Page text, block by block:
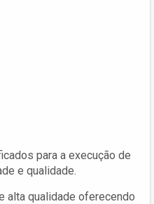
para a execução de
e qualidade.
alta qualidade oferecendo